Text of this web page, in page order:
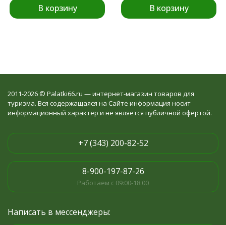
В корзину В корзину
2011-2026 © Palatki66.ru — интернет-магазин товаров для
туризма. Вся содержащаяся на Сайте информация носит
информационный характер и не является публичной офертой.
+7 (343) 200-82-52
8-900-197-87-26
Работаем с 09:00-18:00
Написать в мессенджеры: